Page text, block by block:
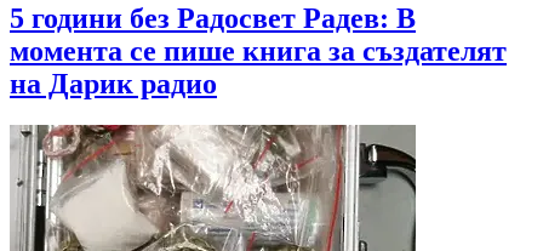
5 години без Радосвет Радев: В
момента се пише книга за създателят
на Дарик радио